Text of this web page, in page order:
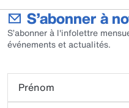
S’abonner à
S’abonner à l'infolettre
événements et actualités.
Prénom